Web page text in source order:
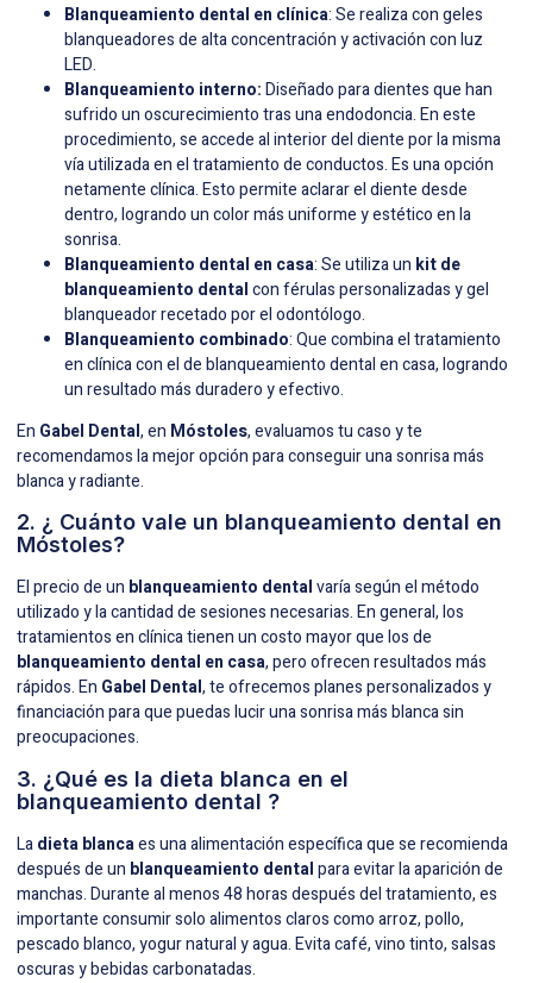
Blanqueamiento dental en clínica: Se realiza con geles
blanqueadores de alta concentración y activación con luz
LED.
Blanqueamiento interno:Diseñado para dientes que han
sufrido un oscurecimiento tras una endodoncia. En este
procedimiento, se accede al interior del diente por la misma
vía utilizada en el tratamiento de conductos. Es una opción
netamente clínica. Esto permite aclarar el diente desde
dentro, logrando un color más uniforme y estético en la
sonrisa.
Blanqueamiento dental en casa: Se utiliza un kit de
blanqueamiento dentalcon férulas personalizadas y gel
blanqueador recetado por el odontólogo.
Blanqueamiento combinado: Que combina el tratamiento
en clínica con el de blanqueamiento dental en casa, logrando
un resultado más duradero y efectivo.
En Gabel Dental, en Móstoles, evaluamos tu caso y te
recomendamos la mejor opción para conseguir una sonrisa más
blanca y radiante.
2. ¿ Cuánto vale un blanqueamiento dental en
Móstoles?
El precio de un blanqueamiento dentalvaría según el método
utilizado y la cantidad de sesiones necesarias. En general, los
tratamientos en clínica tienen un costo mayor que los de
blanqueamiento dental en casa, pero ofrecen resultados más
rápidos. En Gabel Dental, te ofrecemos planes personalizados y
financiación para que puedas lucir una sonrisa más blanca sin
preocupaciones.
3. ¿Qué es la dieta blanca en el
blanqueamiento dental ?
Ladieta blancaes una alimentación específica que se recomienda
después de un blanqueamiento dentalpara evitar la aparición de
manchas. Durante al menos 48 horas después del tratamiento, es
importante consumir solo alimentos claros como arroz, pollo,
pescado blanco, yogur natural y agua. Evita café, vino tinto, salsas
oscuras y bebidas carbonatadas.